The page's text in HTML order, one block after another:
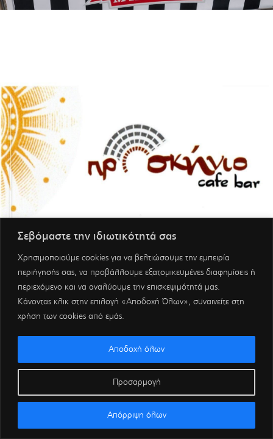
Σεβόμαστε την ιδιωτικότητά σας
Χρησιμοποιούμε cookies για να βελτιώσουμε την εμπειρία
περιήγησής σας, να προβάλλουμε εξατομικευμένες διαφημίσεις ή
περιεχόμενο και να αναλύουμε την επισκεψιμότητά μας.
Κάνοντας κλικ στην επιλογή «Αποδοχή Όλων», συναινείτε στη
χρήση των cookies από εμάς.
Προσαρμογή
Απόρριψη όλων
Αποδοχή όλων